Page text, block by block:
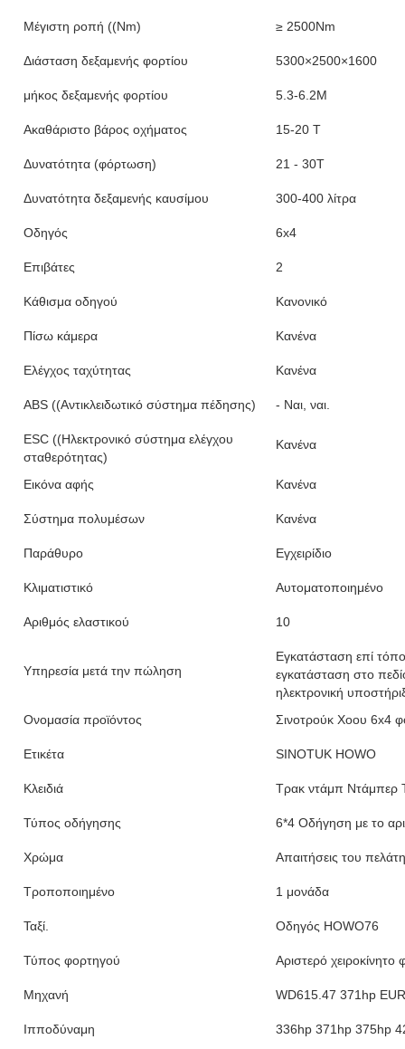
Μέγιστη ροπή ((Nm) ≥ 2500Nm
Διάσταση δεξαμενής φορτίου 5300×2500×1600
μήκος δεξαμενής φορτίου 5.3-6.2M
Ακαθάριστο βάρος οχήματος 15-20 Τ
Δυνατότητα (φόρτωση) 21 - 30Τ
Δυνατότητα δεξαμενής καυσίμου 300-400 λίτρα
Οδηγός 6x4
Επιβάτες 2
Κάθισμα οδηγού Κανονικό
Πίσω κάμερα Κανένα
Ελέγχος ταχύτητας Κανένα
ABS ((Αντικλειδωτικό σύστημα πέδησης) - Ναι, ναι.
ESC ((Ηλεκτρονικό σύστημα ελέγχου
σταθερότητας)
Κανένα
Εικόνα αφής Κανένα
Σύστημα πολυμέσων Κανένα
Παράθυρο Εγχειρίδιο
Κλιματιστικό Αυτοματοποιημένο
Αριθμός ελαστικού 10
Υπηρεσία μετά την πώληση
Εγκατάσταση επί
εγκατάσταση στο
ηλεκτρονική
Ονομασία προϊόντος
Σινοτρούκ Χοου 6x4
Ετικέτα SINOTUK HOWO
Κλειδιά Τρακ ντάμπ Ντάμπερ
Τύπος οδήγησης 6*4 Οδήγηση με το
Χρώμα Απαιτήσεις του πελάτη
Τροποποιημένο 1 μονάδα
Ταξί. Οδηγός HOWO76
Τύπος φορτηγού Αριστερό
Μηχανή WD615.47 371hp
Ιπποδύναμη 336hp 371hp 375hp